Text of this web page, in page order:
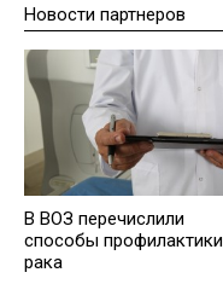
Новости партнеров
В ВОЗ перечислили
способы профилактики
рака